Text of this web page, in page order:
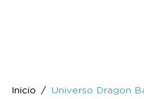
Inicio Universo Dragon